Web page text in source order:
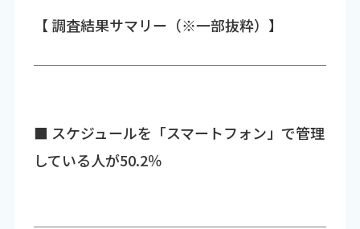
【 調査結果サマリー（※一部抜粋）】
■ スケジュールを「スマートフォン」で管理
している人が50.2％